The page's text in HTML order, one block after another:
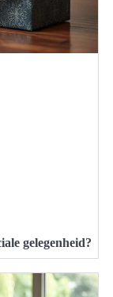
gelegenheid?